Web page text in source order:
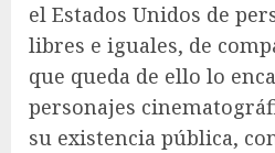
el Estados Unidos de
libres e iguales, de
que queda de ello lo
personajes
su existencia pública,